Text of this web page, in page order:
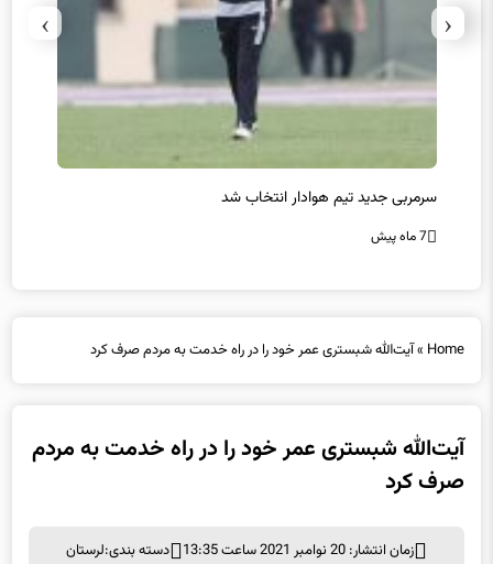
سرمربی جدید تیم هوادار انتخاب شد
7 ماه پیش
صرف کرد
شناسه خبر: 183575
زمان مطالعه: 4 دقیقه